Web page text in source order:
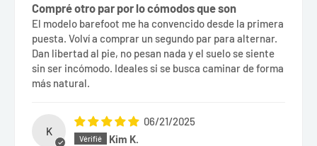
Compré otro par por lo cómodos que son
El modelo barefoot me ha convencido desde la primera
puesta. Volví a comprar un segundo par para alternar.
Dan libertad al pie, no pesan nada y el suelo se siente
sin ser incómodo. Ideales si se busca caminar de forma
más natural.
K
06/21/2025
Kim K.